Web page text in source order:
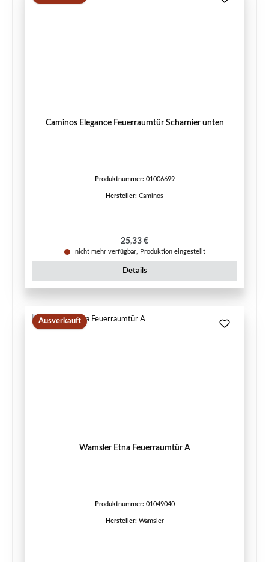
Caminos Elegance Feuerraumtür Scharnier unten
Produktnummer: 01006699
Hersteller: Caminos
Regulärer Preis:
25,33 €
nicht mehr verfügbar, Produktion eingestellt
Details
Ausverkauft
Wamsler Etna Feuerraumtür A
Produktnummer: 01049040
Hersteller: Wamsler